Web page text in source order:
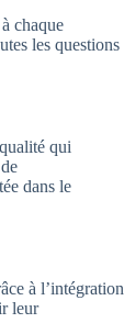
chaque
les questions
qui
dans le
à l’intégration
leur